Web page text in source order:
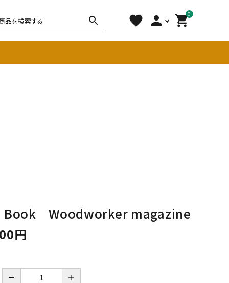
search favorite person 0
shopping_cart
Book Woodworker magazine
円
－ ＋